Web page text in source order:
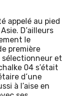
appelé au pied
D’ailleurs
le
première
sélectionneur et
04 s’était
d’une
à l’aise en